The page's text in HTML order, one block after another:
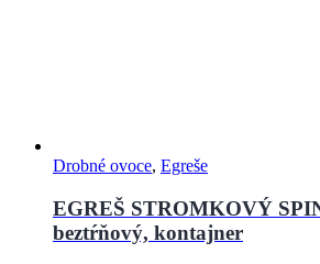
Drobné ovoce, Egreše
EGREŠ STROMKOVÝ
beztŕňový, kontajner